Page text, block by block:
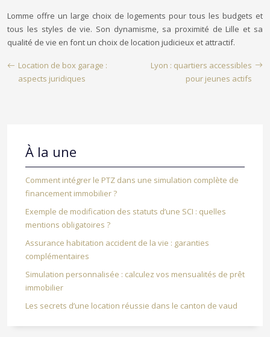
Lomme offre un large choix de logements pour tous les budgets et
tous les styles de vie. Son dynamisme, sa proximité de Lille et sa
qualité de vie en font un choix de location judicieux et attractif.
Location de box garage :
aspects juridiques
Lyon : quartiers accessibles
pour jeunes actifs
À la une
Comment intégrer le PTZ dans une simulation complète de
financement immobilier ?
Exemple de modification des statuts d’une SCI : quelles
mentions obligatoires ?
Assurance habitation accident de la vie : garanties
complémentaires
Simulation personnalisée : calculez vos mensualités de prêt
immobilier
Les secrets d’une location réussie dans le canton de vaud